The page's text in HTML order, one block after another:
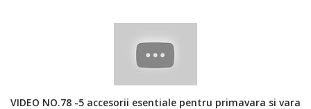
VIDEO NO.78 -5 accesorii esentiale pentru primavara si vara